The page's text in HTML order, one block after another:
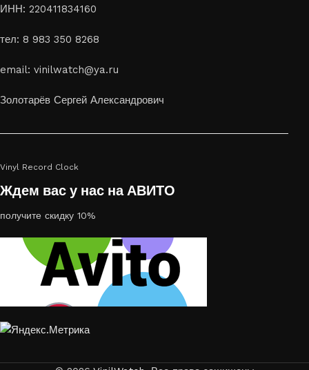
Лазерная гравировка на стекле или дереве, оригинальный
или украсить свой дом
украсить пространство, лазерная гравировка фото по дереву
ИНН: 220411834160
тел: 8 983 350 8268
email: vinilwatch@ya.ru
Золотарёв Сергей Александрович
Vinyl Record Clock
Ждем вас у нас на АВИТО
получите скидку 10%